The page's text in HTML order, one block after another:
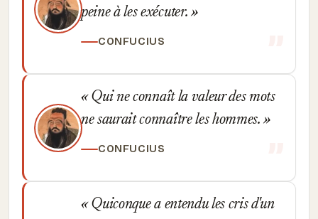
peine à les exécuter.
CONFUCIUS
Qui ne connaît la valeur des mots
ne saurait connaître les hommes.
CONFUCIUS
Quiconque a entendu les cris d'un